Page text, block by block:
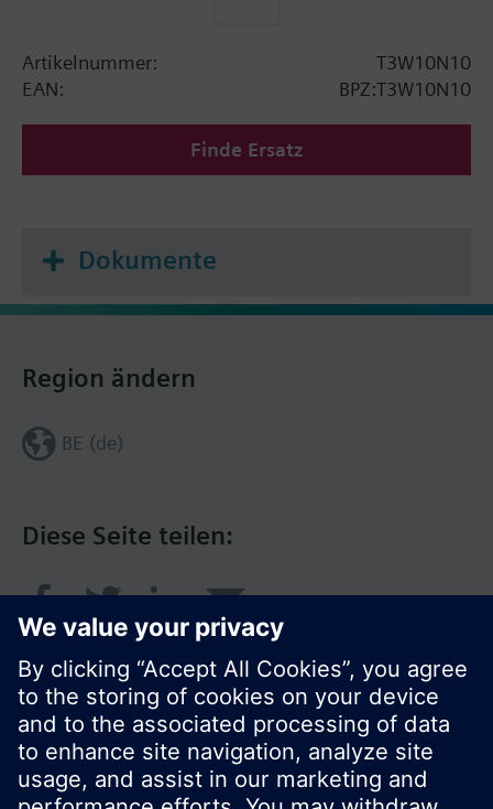
Artikelnummer:
T3W10N10
EAN:
BPZ:T3W10N10
Finde Ersatz
Dokumente
Diese Seite teilen:
Region ändern
BE (de)